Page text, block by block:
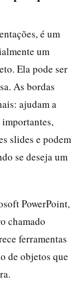
é um
um
Ela pode ser
As bordas
ajudam a
slides e podem
se deseja um
PowerPoint,
chamado
ferramentas
de objetos que